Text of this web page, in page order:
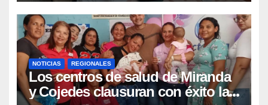
NOTICIAS REGIONALES
Los centros de salud de Miranda
y Cojedes clausuran con éxito la